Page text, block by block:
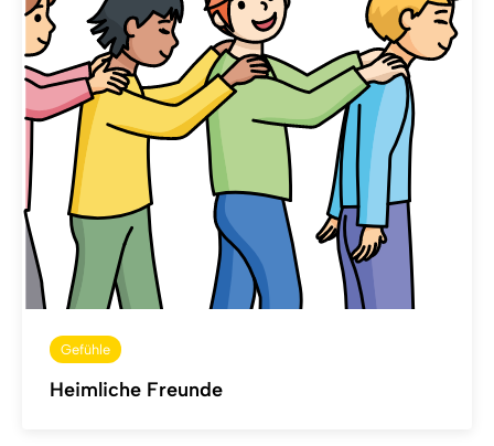
Gefühle
Heimliche Freunde